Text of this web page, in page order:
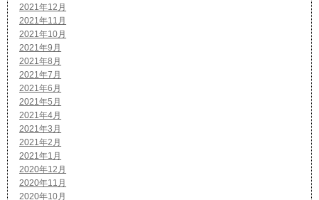
2021年12月
2021年11月
2021年10月
2021年9月
2021年8月
2021年7月
2021年6月
2021年5月
2021年4月
2021年3月
2021年2月
2021年1月
2020年12月
2020年11月
2020年10月